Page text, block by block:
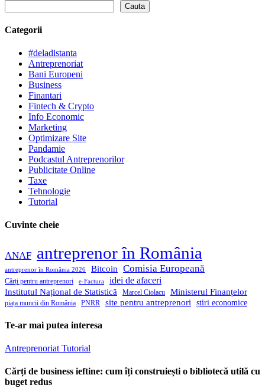
Cauta
Categorii
#deladistanta
Antreprenoriat
Bani Europeni
Business
Finantari
Fintech & Crypto
Info Economic
Marketing
Optimizare Site
Pandamie
Podcastul Antreprenorilor
Publicitate Online
Taxe
Tehnologie
Tutorial
Cuvinte cheie
ANAF antreprenor în România
antreprenor în România 2026 Bitcoin Comisia Europeană
Cărți pentru antreprenori e-Factura idei de afaceri
Institutul Național de Statistică Marcel Ciolacu Ministerul Finanțelor
piața muncii din România PNRR site pentru antreprenori știri economice
Te-ar mai putea interesa
Antreprenoriat Tutorial
Cărți de business ieftine: cum îți construiești o bibliotecă utilă cu
buget redus